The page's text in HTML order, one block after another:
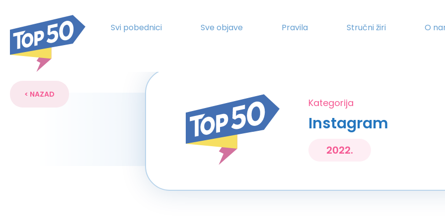
Svi pobednici Sve objave Pravila Stručni žiri O
< NAZAD
Kategorija
Instagram
2022.